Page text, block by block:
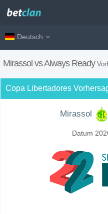
Deutsch
Mirassol vs Always Ready
Copa Libertadores
Mirassol
Datum